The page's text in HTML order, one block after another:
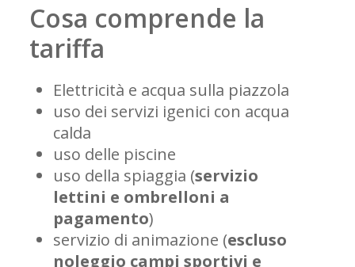
Cosa comprende la
tariffa
Elettricità e acqua sulla piazzola
uso dei servizi igenici con acqua
calda
uso delle piscine
uso della spiaggia (servizio
lettini e ombrelloni a
pagamento)
servizio di animazione (escluso
noleggio campi sportivi e